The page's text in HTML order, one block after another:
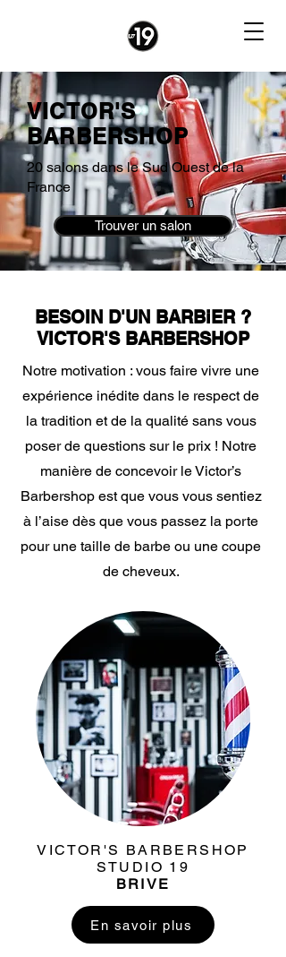
VICTOR'S
BARBERSHOP
20 salons dans le Sud Ouest de la
France
Trouver un salon
BESOIN D'UN BARBiER ?
VICTOR'S BARBERSHOP
Notre motivation : vous faire vivre une
expérience inédite dans le respect de
la tradition et de la qualité sans vous
poser de questions sur le prix ! Notre
manière de concevoir le Victor’s
Barbershop est que vous vous sentiez
à l’aise dès que vous passez la porte
pour une taille de barbe ou une coupe
de cheveux.
VICTOR'S BARBERSHOP
STUDIO 19
BRIVE
En savoir plus